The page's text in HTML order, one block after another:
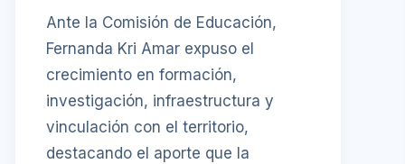
Ante la Comisión de Educación,
Fernanda Kri Amar expuso el
crecimiento en formación,
investigación, infraestructura y
vinculación con el territorio,
destacando el aporte que la